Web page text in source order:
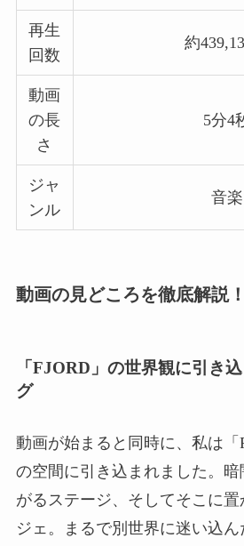
再生
回数
約
動画
の長
さ
5分4
ジャ
ンル
音楽
動画の見どころを徹底解説！
「FJORD」の世界観に引き
グ
動画が始まると同時に、私は「
の空間に引き込まれました。
がるステージ、そしてそこに
ジェ。まるで別世界に迷い込